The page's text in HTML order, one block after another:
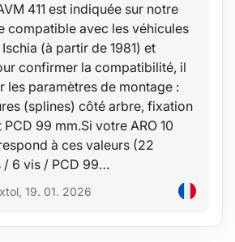
411 est indiquée sur notre
compatible avec les véhicules
Ischia (à partir de 1981) et
confirmer la compatibilité, il
les paramètres de montage :
(splines) côté arbre, fixation
99 mm.Si votre ARO 10
à ces valeurs (22
/ 6 vis / PCD 99…
19. 01. 2026